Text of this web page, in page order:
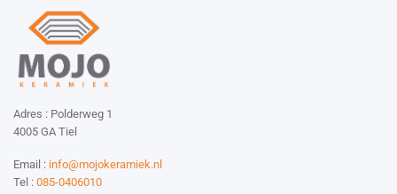
Adres : Polderweg 1
4005 GA Tiel
Email : info@mojokeramiek.nl
Tel : 085-0406010